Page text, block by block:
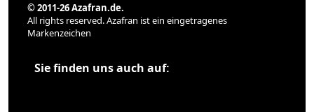
© 2011-26 Azafran.de.
All rights reserved. Azafran ist ein eingetragenes
Markenzeichen
Sie finden uns auch auf: